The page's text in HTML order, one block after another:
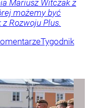
Mariusz Witczak z
możemy być
Rozwoju Plus.
Tygodnik